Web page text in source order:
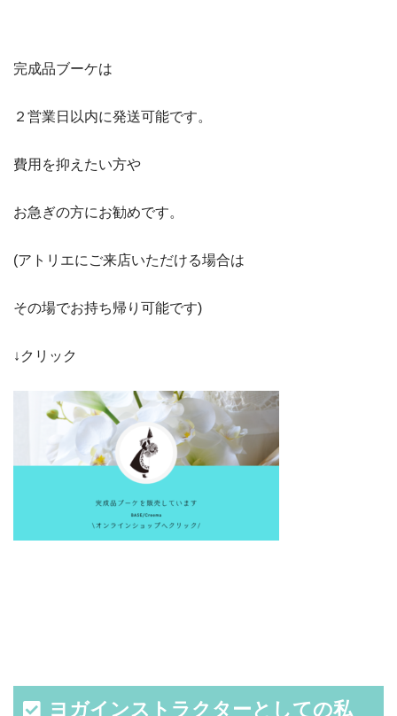
完成品ブーケは
２営業日以内に発送可能です。
費用を抑えたい方や
お急ぎの方にお勧めです。
(アトリエにご来店いただける場合は
その場でお持ち帰り可能です)
↓クリック
ヨガインストラクターとしての私